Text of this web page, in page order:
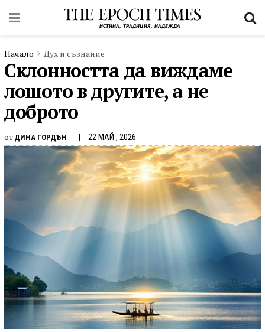
Начало Дух и съзнание
Склонността да виждаме
лошото в другите, а не
доброто
от ДИНА ГОРДЪН 22 МАЙ , 2026